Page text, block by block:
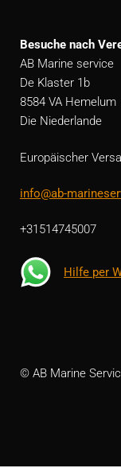
Besuche nach
AB Marine service
De Klaster 1b
8584 VA Hemelum
Die Niederlande
Europäischer
info@ab-
+31514745007
Hilfe per
© AB Marine